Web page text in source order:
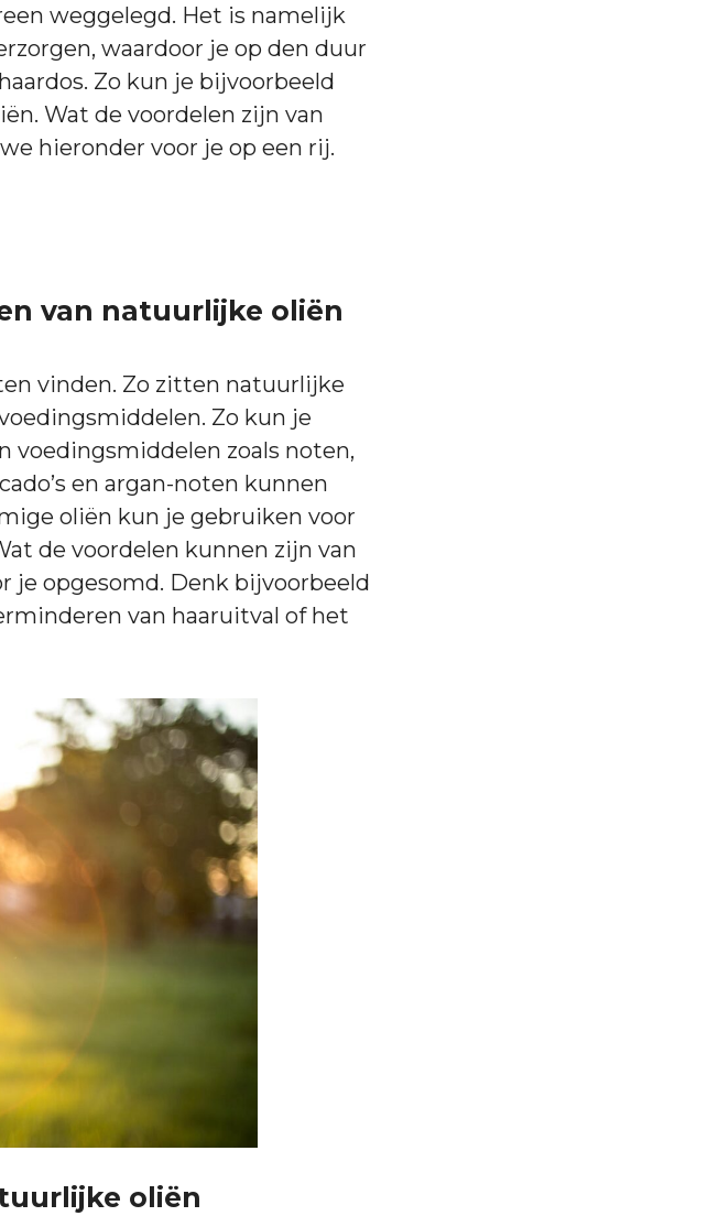
weggelegd. Het is namelijk
waardoor je op den duur
Zo kun je bijvoorbeeld
Wat de voordelen zijn van
hieronder voor je op een rij.
van natuurlijke oliën
vinden. Zo zitten natuurlijke
Zo kun je
voedingsmiddelen zoals noten,
en argan-noten kunnen
oliën kun je gebruiken voor
de voordelen kunnen zijn van
je opgesomd. Denk bijvoorbeeld
van haaruitval of het
oliën